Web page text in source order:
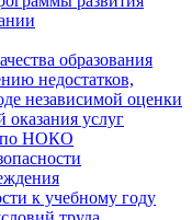
образования
недостатков,
независимой оценки
оказания услуг
по НОКО
к учебному году